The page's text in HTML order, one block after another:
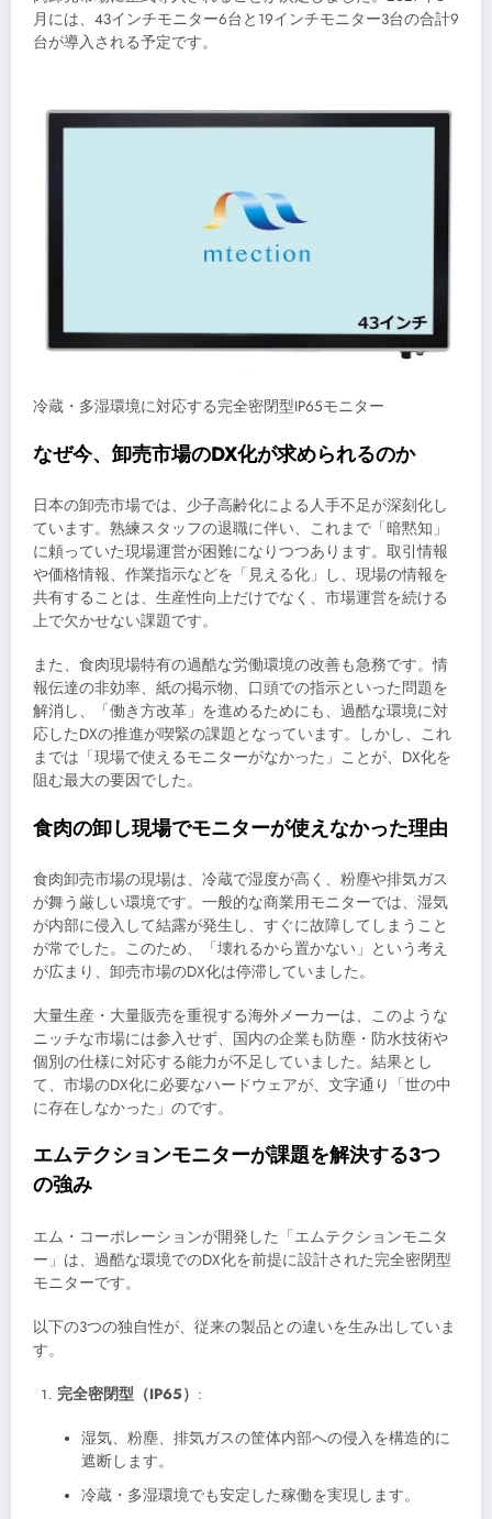
月には、43インチモニター6台と19インチモニター3台の合計9
台が導入される予定です。
冷蔵・多湿環境に対応する完全密閉型IP65モニター
なぜ今、卸売市場のDX化が求められるのか
日本の卸売市場では、少子高齢化による人手不足が深刻化し
ています。熟練スタッフの退職に伴い、これまで「暗黙知」
に頼っていた現場運営が困難になりつつあります。取引情報
や価格情報、作業指示などを「見える化」し、現場の情報を
共有することは、生産性向上だけでなく、市場運営を続ける
上で欠かせない課題です。
また、食肉現場特有の過酷な労働環境の改善も急務です。情
報伝達の非効率、紙の掲示物、口頭での指示といった問題を
解消し、「働き方改革」を進めるためにも、過酷な環境に対
応したDXの推進が喫緊の課題となっています。しかし、これ
までは「現場で使えるモニターがなかった」ことが、DX化を
阻む最大の要因でした。
食肉の卸し現場でモニターが使えなかった理由
食肉卸売市場の現場は、冷蔵で湿度が高く、粉塵や排気ガス
が舞う厳しい環境です。一般的な商業用モニターでは、湿気
が内部に侵入して結露が発生し、すぐに故障してしまうこと
が常でした。このため、「壊れるから置かない」という考え
が広まり、卸売市場のDX化は停滞していました。
大量生産・大量販売を重視する海外メーカーは、このような
ニッチな市場には参入せず、国内の企業も防塵・防水技術や
個別の仕様に対応する能力が不足していました。結果とし
て、市場のDX化に必要なハードウェアが、文字通り「世の中
に存在しなかった」のです。
エムテクションモニターが課題を解決する3つ
の強み
エム・コーポレーションが開発した「エムテクションモニタ
ー」は、過酷な環境でのDX化を前提に設計された完全密閉型
モニターです。
以下の3つの独自性が、従来の製品との違いを生み出していま
す。
完全密閉型（IP65） :
湿気、粉塵、排気ガスの筐体内部への侵入を構造的に
遮断します。
冷蔵・多湿環境でも安定した稼働を実現します。